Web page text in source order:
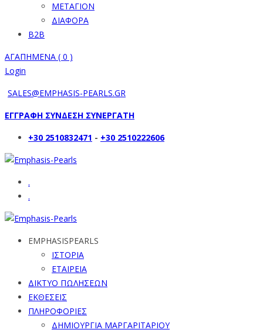
ΜΕΤΑΓΙΟΝ
ΔΙΑΦΟΡΑ
B2B
ΑΓΑΠΗΜΕΝΑ ( 0 )
Login
SALES@EMPHASIS-PEARLS.GR
ΕΓΓΡΑΦΗ ΣΥΝΔΕΣΗ ΣΥΝΕΡΓΑΤΗ
+30 2510832471 - +30 2510222606
.
.
EMPHASISPEARLS
ΙΣΤΟΡΙΑ
ΕΤΑΙΡΕΙΑ
ΔΙΚΤΥΟ ΠΩΛΗΣΕΩΝ
ΕΚΘΕΣΕΙΣ
ΠΛΗΡΟΦΟΡΙΕΣ
ΔΗΜΙΟΥΡΓΙΑ ΜΑΡΓΑΡΙΤΑΡΙΟΥ